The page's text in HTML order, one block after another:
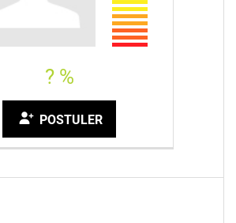
? %
POSTULER